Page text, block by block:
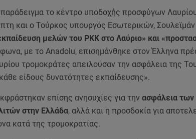
το κέντρο υποδοχής προσφύγων
και ο Τούρκος υπουργός Εσωτερικών, Σουλεϊμάν
μελών του ΡΚΚ στο Λαύριο» και
με το Anadolu, επισημάνθηκε στον Έλληνα
τρομοκράτες απειλούσαν την ασφάλεια της
είδους δυνατότητες εκπαίδευσης».
επίσης ανησυχίες για την ασφάλεια
στην Ελλάδα, αλλά και η προσδοκία για
κατά της τρομοκρατίας.